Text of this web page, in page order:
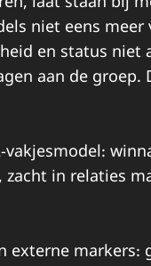
niet eens
en status
aan de
in relaties